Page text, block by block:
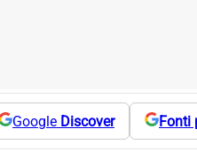
Google Discover Fonti